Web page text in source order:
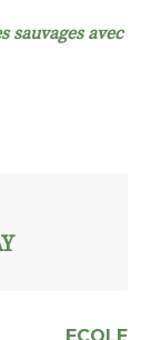
sauvages avec